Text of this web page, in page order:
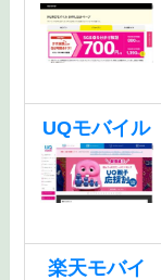
UQモバイル
楽天モバイ